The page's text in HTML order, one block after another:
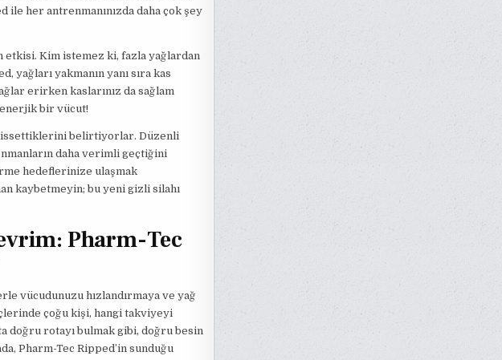
her antrenmanınızda daha çok şey
etkisi. Kim istemez ki, fazla yağlardan
yağları yakmanın yanı sıra kas
erirken kaslarınız da sağlam
enerjik bir vücut!
belirtiyorlar. Düzenli
daha verimli geçtiğini
hedeflerinize ulaşmak
kaybetmeyin; bu yeni gizli silahı
Pharm-Tec
vücudunuzu hızlandırmaya ve yağ
çoğu kişi, hangi takviyeyi
doğru rotayı bulmak gibi, doğru besin
Pharm-Tec Ripped’in sunduğu